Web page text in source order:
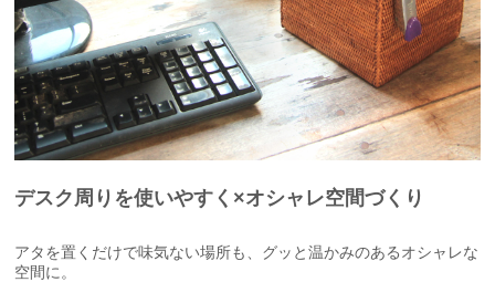
デスク周りを使いやすく×オシャレ空間づくり
アタを置くだけで味気ない場所も、グッと温かみのあるオシャレな
空間に。